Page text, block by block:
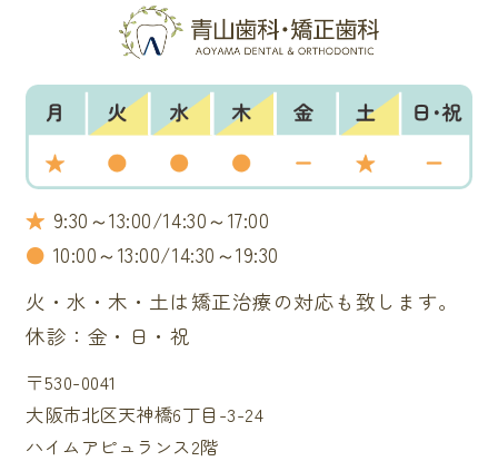
★ 9:30～13:00/14:30～17:00
● 10:00～13:00/14:30～19:30
火・水・木・土は矯正治療の対応も致します。
休診：金・日・祝
〒530-0041
大阪市北区天神橋6丁目-3-24
ハイムアピュランス2階